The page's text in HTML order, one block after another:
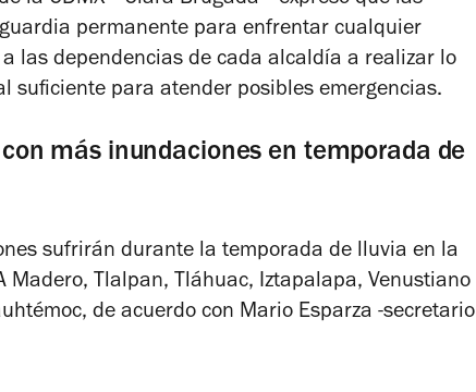
permanente para enfrentar cualquier
las dependencias de cada alcaldía a realizar lo
suficiente para atender posibles emergencias.
más inundaciones en temporada de
sufrirán durante la temporada de lluvia en la
Madero, Tlalpan, Tláhuac, Iztapalapa, Venustiano
de acuerdo con Mario Esparza -secretario